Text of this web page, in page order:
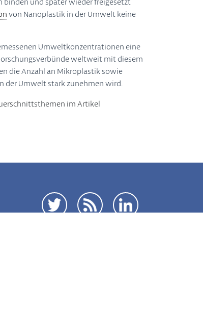
von Nanoplastik in der Umwelt keine
Umweltkonzentrationen eine
weltweit mit diesem
die Anzahl an Mikroplastik sowie
der Umwelt stark zunehmen wird.
im Artikel